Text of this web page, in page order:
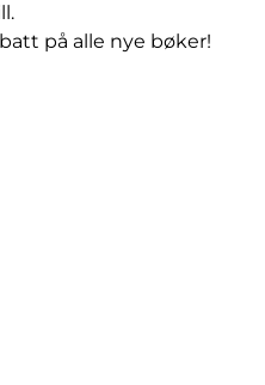
på alle nye bøker!